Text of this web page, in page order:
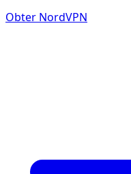
Obter NordVPN